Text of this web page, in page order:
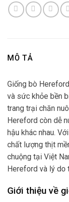
MÔ TẢ
Giống bò
và sức khỏe bền
trang trại chăn
Hereford còn dễ
hậu khác nhau.
chất lượng thịt
chuộng tại Việt
Hereford và lý do
Giới thiệu về